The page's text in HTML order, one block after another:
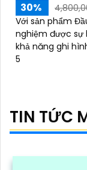
30%
Với sản phẩm
nghiệm được sự
khả năng ghi
5
TIN TỨC